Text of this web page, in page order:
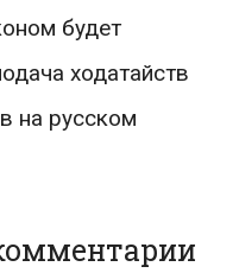
будет
ходатайств
на русском